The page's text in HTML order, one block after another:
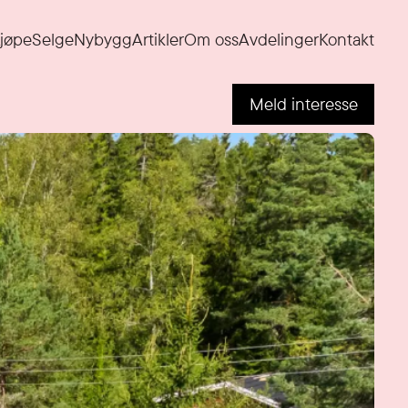
SelgeNybyggArtiklerOm ossAvdelingerKontakt
Meld interesse